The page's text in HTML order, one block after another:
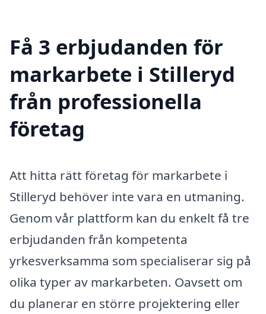
Få 3 erbjudanden för
markarbete i Stilleryd
från professionella
företag
Att hitta rätt företag för markarbete i
Stilleryd behöver inte vara en utmaning.
Genom vår plattform kan du enkelt få tre
erbjudanden från kompetenta
yrkesverksamma som specialiserar sig på
olika typer av markarbeten. Oavsett om
du planerar en större projektering eller